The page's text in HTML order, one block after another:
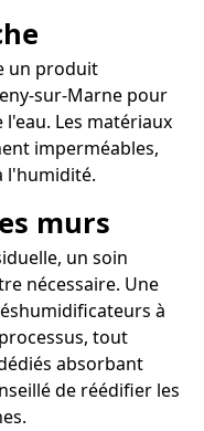
un produit
sur-Marne pour
Les matériaux
imperméables,
l'humidité.
murs
un soin
nécessaire. Une
à
tout
absorbant
de réédifier les